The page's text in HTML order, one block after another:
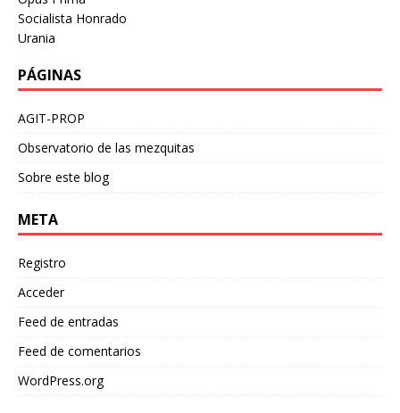
Socialista Honrado
Urania
PÁGINAS
AGIT-PROP
Observatorio de las mezquitas
Sobre este blog
META
Registro
Acceder
Feed de entradas
Feed de comentarios
WordPress.org